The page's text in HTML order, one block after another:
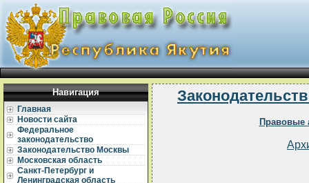
Навигация
Главная
Новости сайта
Федеральное
законодательство
Законодательство Москвы
Московская область
Санкт-Петербург и
Ленинградская область
Правовые